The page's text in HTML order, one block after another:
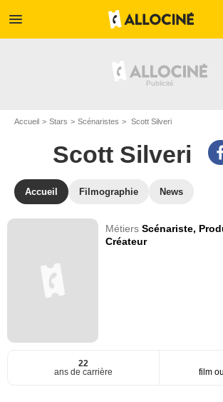
menu
Accueil Stars Scénaristes Scott Silveri
Scott Silveri
Accueil Filmographie News
MétiersScénariste,
Créateur
22
ans de carrière
film